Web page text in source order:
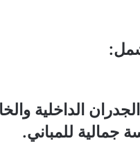
الداخلية
جمالية للمباني.